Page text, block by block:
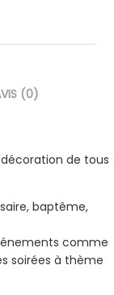
(0)
de tous
baptême,
comme
soirées à thème